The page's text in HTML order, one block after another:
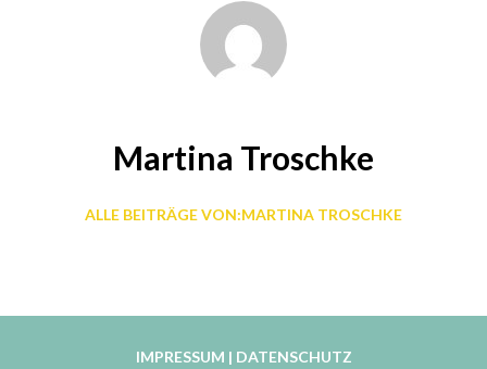
Martina Troschke
ALLE BEITRÄGE VON:MARTINA TROSCHKE
IMPRESSUM | DATENSCHUTZ